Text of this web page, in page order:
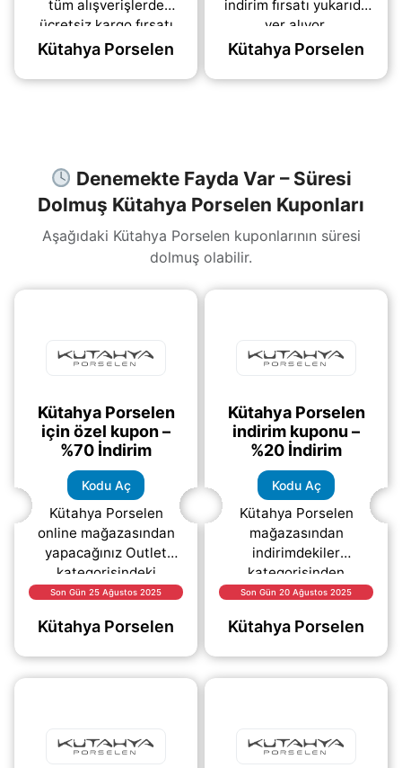
tüm alışverişlerde
ücretsiz kargo fırsatı
sunan kupon kodu.
Kütahya Porselen
indirim fırsatı yukarıda
yer alıyor.
Kampanyadan
yararlanmak için hemen
“kodu aç” bağlantısına
Kütahya Porselen
Denemekte Fayda Var – Süresi
Dolmuş Kütahya Porselen Kuponları
Aşağıdaki Kütahya Porselen kuponlarının süresi
dolmuş olabilir.
Kütahya Porselen
için özel kupon –
%70 İndirim
Kodu Aç
Kütahya Porselen
online mağazasından
yapacağınız Outlet
kategorisindeki
ürünlerde %70 varan
bekliyor..
Son Gün 25 Ağustos 2025
Kütahya Porselen
Kütahya Porselen
indirim kuponu –
%20 İndirim
Kodu Aç
Kütahya Porselen
mağazasından
indirimdekiler
kategorisinden
yapacağınız
indirim sağlayan kupon
Son Gün 20 Ağustos 2025
Kütahya Porselen